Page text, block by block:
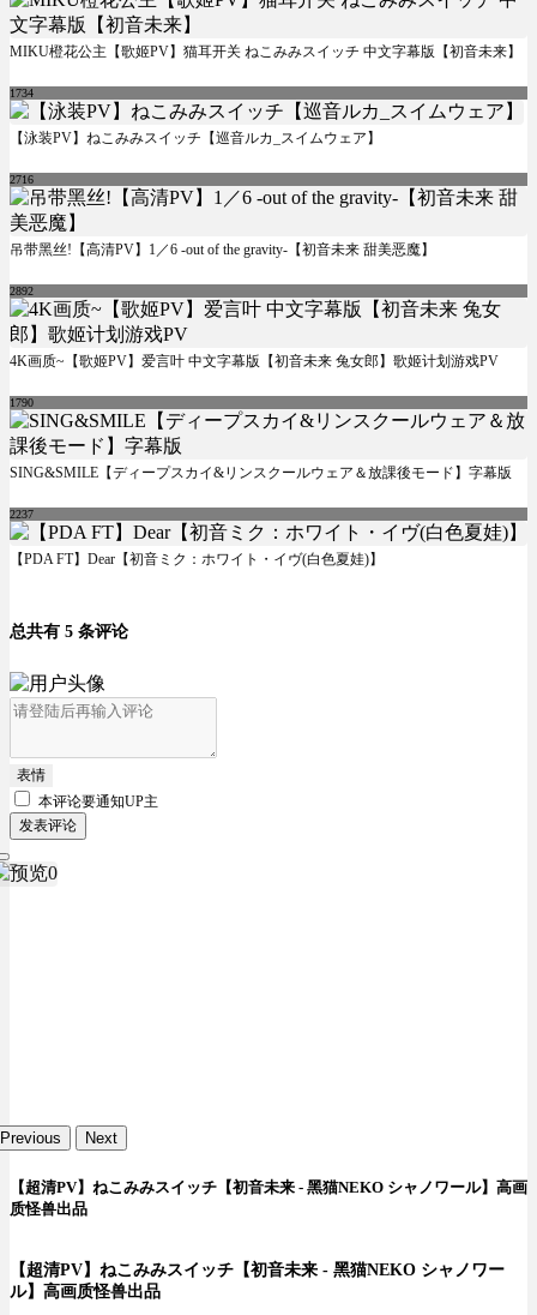
MIKU橙花公主【歌姬PV】猫耳开关 ねこみみスイッチ 中文字幕版【初音未来】
1734
【泳装PV】ねこみみスイッチ【巡音ルカ_スイムウェア】
2716
吊带黑丝!【高清PV】1／6 -out of the gravity-【初音未来 甜美恶魔】
2892
4K画质~【歌姬PV】爱言叶 中文字幕版【初音未来 兔女郎】歌姬计划游戏PV
1790
SING&SMILE【ディープスカイ&リンスクールウェア＆放課後モード】字幕版
2237
【PDA FT】Dear【初音ミク：ホワイト・イヴ(白色夏娃)】
总共有 5 条评论
表情
本评论要通知UP主
发表评论
Previous Next
【超清PV】ねこみみスイッチ【初音未来 - 黑猫NEKO シャノワール】高画
质怪兽出品
【超清PV】ねこみみスイッチ【初音未来 - 黑猫NEKO シャノワー
ル】高画质怪兽出品